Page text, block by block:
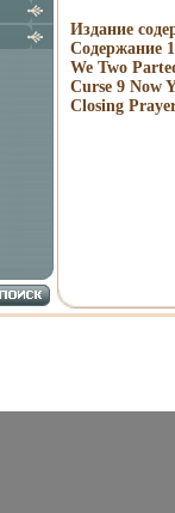
Издание
Содержание
We Two
Curse 9 Now
Closing